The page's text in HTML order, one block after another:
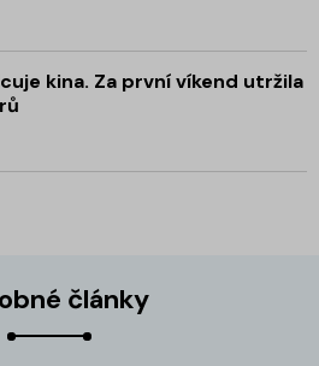
kina. Za první víkend utržila
články